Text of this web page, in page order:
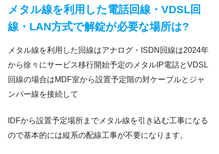
メタル線を利用した電話回線・VDSL回
線・LAN方式で解錠が必要な場所は?
メタル線を利用した回線はアナログ・ISDN回線は2024年
から徐々にサービス移行開始予定のメタルIP電話とVDSL
回線の場合はMDF室から設置予定階の対ケーブルとジャ
ンパー線を接続して
IDFから設置予定場所までメタル線を引き込む工事になる
ので基本的には縦系の配線工事が不要になります。